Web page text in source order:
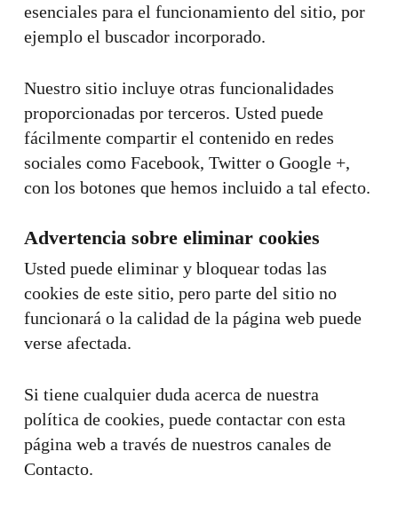
esenciales para el funcionamiento del sitio, por
ejemplo el buscador incorporado.
Nuestro sitio incluye otras funcionalidades
proporcionadas por terceros. Usted puede
fácilmente compartir el contenido en redes
sociales como Facebook, Twitter o Google +,
con los botones que hemos incluido a tal efecto.
Advertencia sobre eliminar cookies
Usted puede eliminar y bloquear todas las
cookies de este sitio, pero parte del sitio no
funcionará o la calidad de la página web puede
verse afectada.
Si tiene cualquier duda acerca de nuestra
política de cookies, puede contactar con esta
página web a través de nuestros canales de
Contacto.